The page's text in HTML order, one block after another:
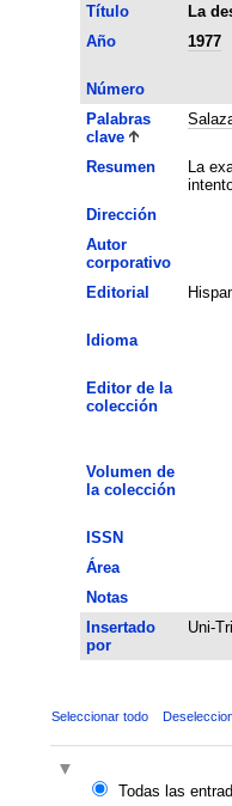
Título
La
Año
1977
Número
Palabras
clave
Resumen
La
Dirección
Autor
corporativo
Editorial
Idioma
Editor de la
colección
Volumen de
la colección
ISSN
Área
Notas
Insertado
por
Uni-
Seleccionar todo
Todas las